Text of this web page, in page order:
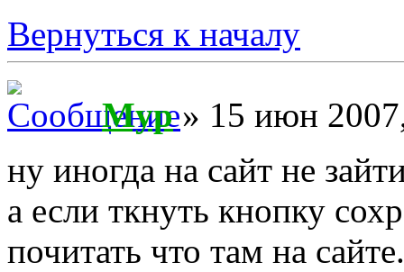
Вернуться к началу
Myp» 15 июн
ну иногда на сайт не
а если ткнуть кнопку
почитать что там на